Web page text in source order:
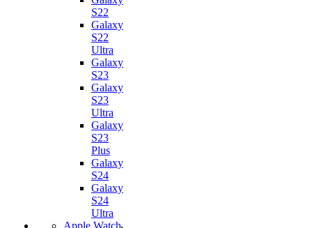
S22
Galaxy
S22
Ultra
Galaxy
S23
Galaxy
S23
Ultra
Galaxy
S23
Plus
Galaxy
S24
Galaxy
S24
Ultra
Apple Watch